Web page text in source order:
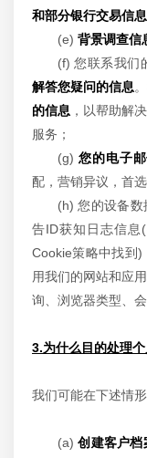
和部分银行交易信
(e) 背景调查信
(f) 您联系我们
解答您疑问的信息
的信息 ，以帮助解
服务；
(g) 您的电子
配，营销异议，首
(h) 您的设备
告ID获知日志信息
Cookie策略中找到)
用我们的网站和应
询、浏览器类型、
3.为什么目的处理个
我们可能在下述情
(a)创建客户档